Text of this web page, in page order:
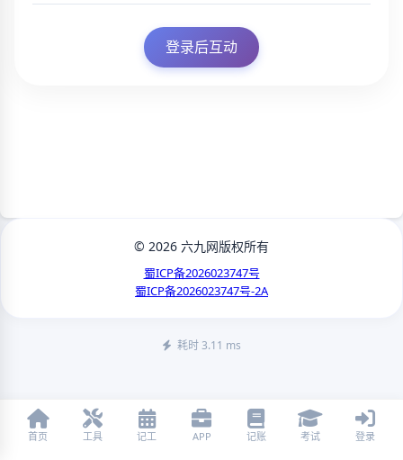
首页 工具 记工 APP 记账 考试 登录
登录后互动
© 2026 六九网版权所有
蜀ICP备2026023747号
蜀ICP备2026023747号-2A
耗时 3.11 ms